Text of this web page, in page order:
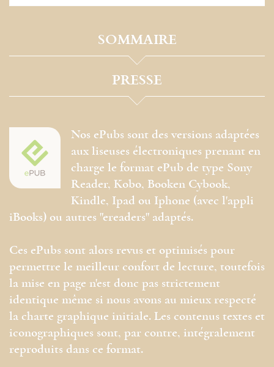
SOMMAIRE
PRESSE
Nos ePubs sont des versions adaptées
aux liseuses électroniques prenant en
charge le format ePub de type Sony
Reader, Kobo, Booken Cybook,
Kindle, Ipad ou Iphone (avec l'appli
iBooks) ou autres "ereaders" adaptés.
Ces ePubs sont alors revus et optimisés pour
permettre le meilleur confort de lecture, toutefois
la mise en page n'est donc pas strictement
identique même si nous avons au mieux respecté
la charte graphique initiale. Les contenus textes et
iconographiques sont, par contre, intégralement
reproduits dans ce format.